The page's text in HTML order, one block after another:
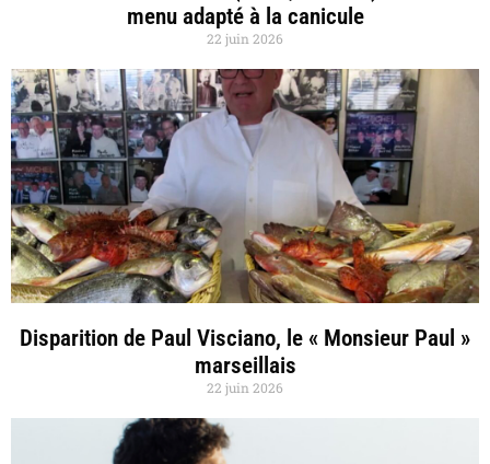
menu adapté à la canicule
22 juin 2026
Disparition de Paul Visciano, le « Monsieur Paul »
marseillais
22 juin 2026